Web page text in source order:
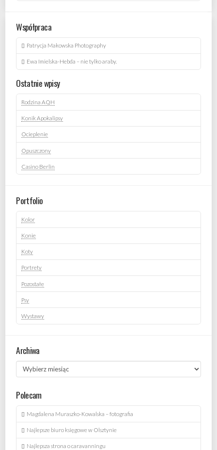
Współpraca
Patrycja Makowska Photography
Ewa Imielska-Hebda – nie tylko araby.
Ostatnie wpisy
Rodzina AQH
Konik Apokalipsy
Ocieplenie
Opuszczony
Casino Berlin
Portfolio
Kolor
Konie
Koty
Portrety
Pozostałe
Psy
Wystawy
Archiwa
Polecam
Magdalena Muraszko-Kowalska – fotografia
Najlepsze biuro księgowe w Olsztynie
Najlepsza strona o caravanningu